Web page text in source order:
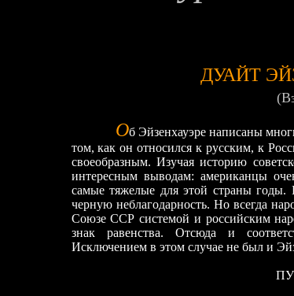
ДУАЙТ
Об Эйзенхауэре написаны
том, как он относился к русским, к
своеобразным. Изучая историю
интересным выводам: американцы
самые тяжелые для этой страны годы.
черную неблагодарность. Но всегда
Союзе ССР системой и российским
знак равенства. Отсюда и
Исключением в этом случае не был и